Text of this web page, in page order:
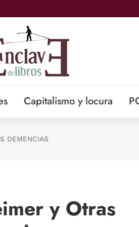
Capitalismo y locura
DEMENCIAS
y Otras